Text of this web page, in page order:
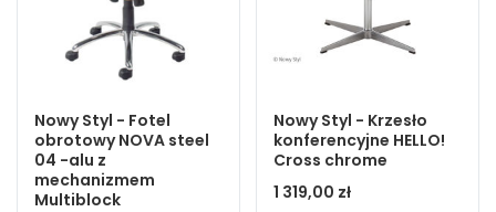
Nowy Styl - Fotel
obrotowy NOVA steel
04 -alu z
mechanizmem
Multiblock
Nowy Styl - Krzesło
konferencyjne HELLO!
Cross chrome
1 319,00 zł